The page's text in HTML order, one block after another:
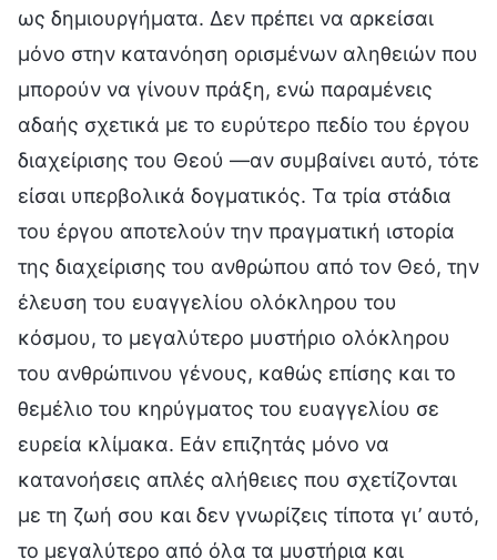
ως δημιουργήματα. Δεν πρέπει να αρκείσαι
μόνο στην κατανόηση ορισμένων αληθειών που
μπορούν να γίνουν πράξη, ενώ παραμένεις
αδαής σχετικά με το ευρύτερο πεδίο του έργου
διαχείρισης του Θεού —αν συμβαίνει αυτό, τότε
είσαι υπερβολικά δογματικός. Τα τρία στάδια
του έργου αποτελούν την πραγματική ιστορία
της διαχείρισης του ανθρώπου από τον Θεό, την
έλευση του ευαγγελίου ολόκληρου του
κόσμου, το μεγαλύτερο μυστήριο ολόκληρου
του ανθρώπινου γένους, καθώς επίσης και το
θεμέλιο του κηρύγματος του ευαγγελίου σε
ευρεία κλίμακα. Εάν επιζητάς μόνο να
κατανοήσεις απλές αλήθειες που σχετίζονται
με τη ζωή σου και δεν γνωρίζεις τίποτα γι’ αυτό,
το μεγαλύτερο από όλα τα μυστήρια και